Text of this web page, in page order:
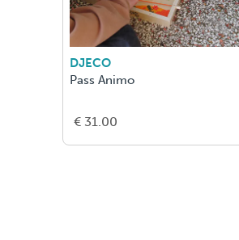
DJECO
Pass Animo
€ 31.00